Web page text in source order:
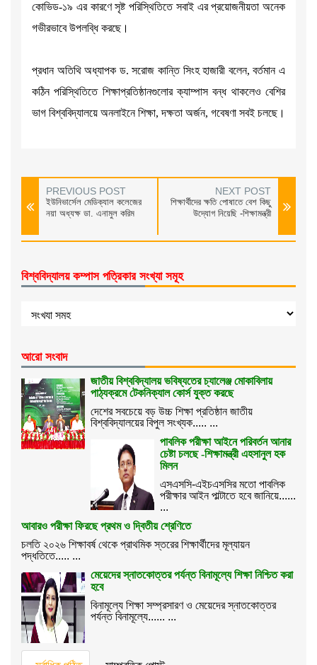
কোভিড-১৯ এর কারণে সৃষ্ট পরিস্থিতিতে সবাই এর প্রয়োজনীয়তা অনেক
গভীরভাবে উপলব্ধি করছে।
প্রধান অতিথি অধ্যাপক ড. সরোজ কান্তি সিংহ হাজারী বলেন, বর্তমান এ
কঠিন পরিস্থিতিতে শিক্ষাপ্রতিষ্ঠানগুলোর ক্যাম্পাস বন্ধ থাকলেও বেশির
ভাগ বিশ্ববিদ্যালয়ে অনলাইনে শিক্ষা, দক্ষতা অর্জন, গবেষণা সবই চলছে।
PREVIOUS POST
ইউনিভার্সেল মেডিক্যাল কলেজের
নয়া অধ্যক্ষ ডা. এনামুল করিম
NEXT POST
শিক্ষার্থীদের ক্ষতি পোষাতে বেশ কিছু
উদ্যোগ নিয়েছি -শিক্ষামন্ত্রী
বিশ্ববিদ্যালয় কম্পাস পত্রিকার সংখ্যা সমূহ
আরো সংবাদ
জাতীয় বিশ্ববিদ্যালয় ভবিষ্যতের চ্যালেঞ্জ মোকাবিলায়
পাঠ্যক্রমে টেকনিক্যাল কোর্স যুক্ত করছে
দেশের সবচেয়ে বড় উচ্চ শিক্ষা প্রতিষ্ঠান জাতীয়
বিশ্ববিদ্যালয়ের বিপুল সংখ্যক..... ...
পাবলিক পরীক্ষা আইনে পরিবর্তন আনার
চেষ্টা চলছে -শিক্ষামন্ত্রী এহসানুল হক
মিলন
এসএসসি-এইচএসসির মতো পাবলিক
পরীক্ষার আইন পাল্টাতে হবে জানিয়ে......
...
আবারও পরীক্ষা ফিরছে প্রথম ও দ্বিতীয় শ্রেণিতে
চলতি ২০২৬ শিক্ষাবর্ষ থেকে প্রাথমিক স্তরের শিক্ষার্থীদের মূল্যায়ন
পদ্ধতিতে..... ...
মেয়েদের স্নাতকোত্তর পর্যন্ত বিনামূল্যে শিক্ষা নিশ্চিত করা
হবে
বিনামূল্যে শিক্ষা সম্প্রসারণ ও মেয়েদের স্নাতকোত্তর
পর্যন্ত বিনামূল্যে...... ...